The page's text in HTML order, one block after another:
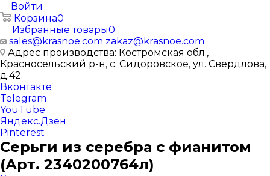
Войти
Корзина0
Избранные товары0
sales@krasnoe.com zakaz@krasnoe.com
Адрес производства: Костромская обл.,
Красносельский р-н, с. Сидоровское, ул. Свердлова,
д.42.
Вконтакте
Telegram
YouTube
Яндекс.Дзен
Pinterest
Серьги из серебра с фианитом
(Арт. 2340200764л)